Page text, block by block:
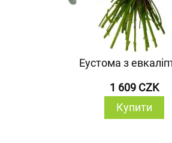
Еустома з
1 609 CZK
Купити